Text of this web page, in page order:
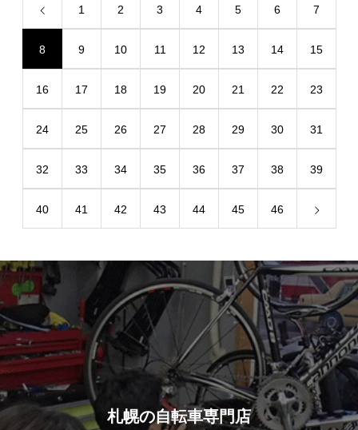
1 2 3 4 5 6 7
8 9 10 11 12 13 14 15
16 17 18 19 20 21 22 23
24 25 26 27 28 29 30 31
32 33 34 35 36 37 38 39
40 41 42 43 44 45 46
札幌の自転車専門店